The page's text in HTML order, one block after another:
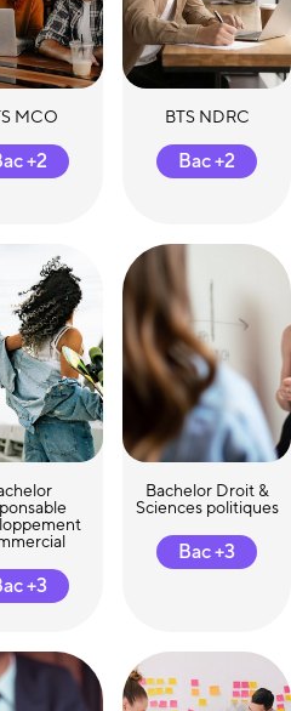
MCO
+2
BTS NDRC
Bac +2
+3
Bachelor Droit &
Sciences politiques
Bac +3